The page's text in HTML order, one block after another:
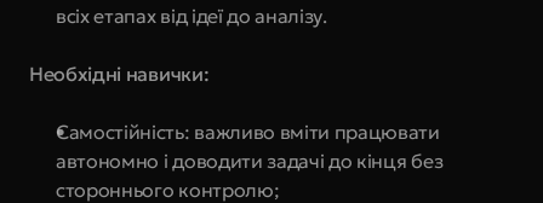
всіх етапах від ідеї до аналізу.
Необхідні навички:
Самостійність: важливо вміти працювати
автономно і доводити задачі до кінця без
стороннього контролю;